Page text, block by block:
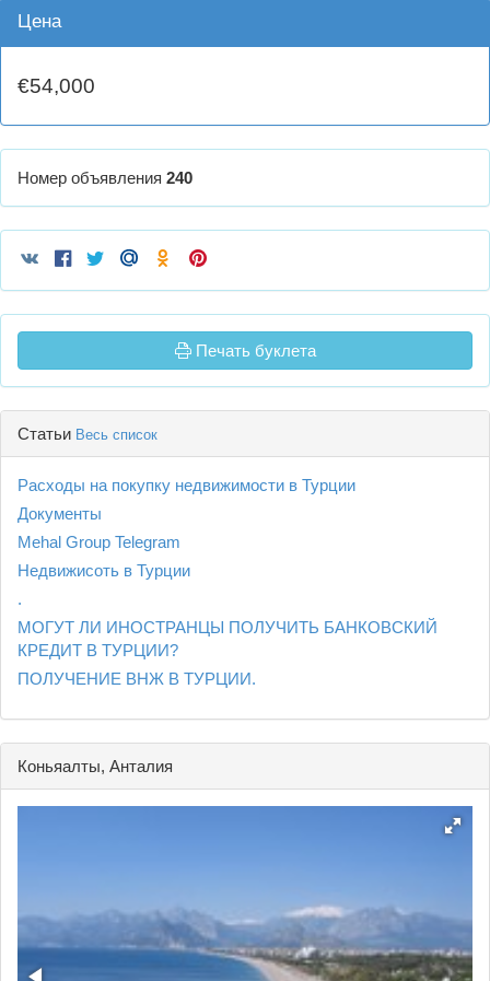
Цена
€54,000
Номер объявления 240
Печать буклета
Статьи Весь список
Расходы на покупку недвижимости в Турции
Документы
Mehal Group Telegram
Недвижисоть в Турции
.
МОГУТ ЛИ ИНОСТРАНЦЫ ПОЛУЧИТЬ БАНКОВСКИЙ
КРЕДИТ В ТУРЦИИ?
ПОЛУЧЕНИЕ ВНЖ В ТУРЦИИ.
Коньяалты, Анталия